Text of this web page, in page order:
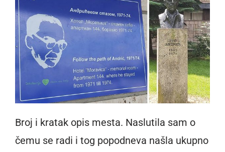
Broj i kratak opis mesta. Naslutila sam o
čemu se radi i tog popodneva našla ukupno